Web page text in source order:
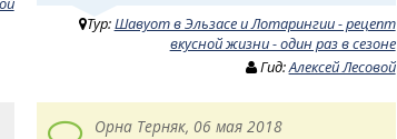
Тур:Шавуот в Эльзасе и Лотарингии - рецепт
вкусной жизни - один раз в сезоне
Гид:Алексей Лесовой
Орна Терняк, 06 мая 2018